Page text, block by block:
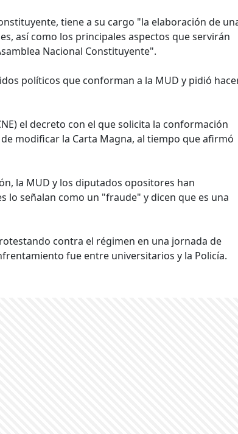
tiene a su cargo "la elaboración de
así como los principales aspectos que servirán
Nacional Constituyente".
políticos que conforman a la MUD y pidió
el decreto con el que solicita la conformación
modificar la Carta Magna, al tiempo que afirmó
la MUD y los diputados opositores han
lo señalan como un "fraude" y dicen que es una
contra el régimen en una jornada de
fue entre universitarios y la Policía.